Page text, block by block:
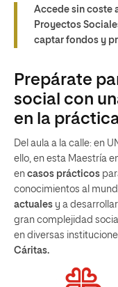
Accede sin coste
Proyectos
captar fondos y
Prepárate
social con
en la
Del aula a la calle: en
ello, en esta Maestría
en casos prácticos
conocimientos al
actuales y a
gran complejidad
en diversas
Cáritas.